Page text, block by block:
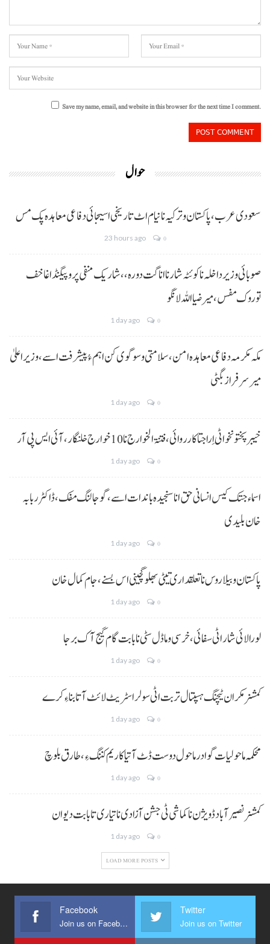
Save my name, email, and website in this browser for the next time I comment.
حوال
سعودی عرب، پاکستان و ترکیہ نا نیام اٹ تاریخی اسیجائی دفاعی معاہدہ پک مس
23 hours ago 0
صوبائی وزیر داخلہ نا کوئٹہ شار نا اناگت دورہ،، شاریک منفی پروپیگنڈا غا خف
توروک مفس، میر ضیا اللہ لانگو
1 day ago 0
مکہ مکرمہ دفاعی معاہدہ امن، سلامتی و سوگوی کن اہم ءُ پیشرفت اسے،وزیراعلیٰ
میر سرفراز بگٹی
1 day ago 0
خیبر پختونخوا ٹی اِرا جتا کارروائی، فتنۃ الخوارج نا 10خوارج خلنگار،آئی ایس پی آر
1 day ago 0
اسماء جتک کیس انسانی حق انا سنجیدہ باندات اسے، گوجالنگ مفک،ڈاکٹر ربابہ
خان بلیدی
1 day ago 0
پاکستان و بیلاروس نا تعلقداری تیٹی بھلو گچینی اس بسنے، جام کمال خان
1 day ago 0
لورالائی شار اٹی سفائی، خرسی و ماڈل سٹی نا بابت گام گیج آک برجا
1 day ago 0
کمشنر مکران ٹیچنگ ہسپتال تربت اٹی سولر اسٹریٹ لائٹ آتا بناءِ کرے
1 day ago 0
محکمہ ماحولیات گوادر ماحول دوست ڈٹ آتیا کاریم کننگ ءِ، طارق بلوچ
1 day ago 0
کمشنر نصیر آباد ڈویژن نا کماشی ٹی جشن آزادی نا تیاری تا بابت دیوان
1 day ago 0
LOAD MORE POSTS
Facebook
Join us on Facebook
Twitter
Join us on Twitter